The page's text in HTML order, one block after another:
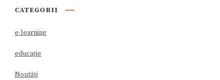
CATEGORII
e-learning
educație
Noutăți